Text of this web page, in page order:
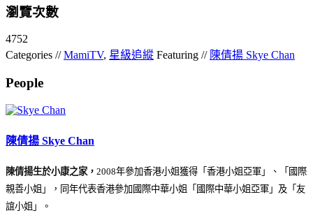
瀏覽次數
4752
Categories //MamiTV, 星級追縱 Featuring // 陳倩揚 Skye Chan
People
陳倩揚 Skye Chan
陳倩揚生於小康之家， 2008年參加香港小姐獲得「香港小姐亞軍」、「國際
親善小姐」，同年代表香港參加國際中華小姐「國際中華小姐亞軍」及「友
誼小姐」。